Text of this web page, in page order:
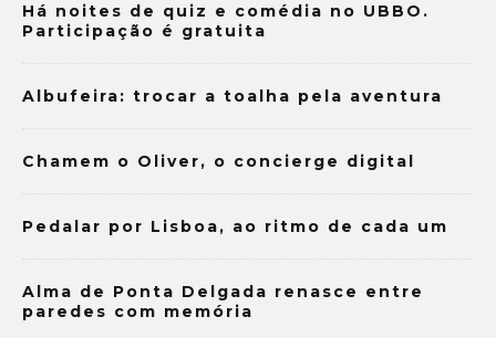
Há noites de quiz e comédia no UBBO.
Participação é gratuita
Albufeira: trocar a toalha pela aventura
Chamem o Oliver, o concierge digital
Pedalar por Lisboa, ao ritmo de cada um
Alma de Ponta Delgada renasce entre
paredes com memória